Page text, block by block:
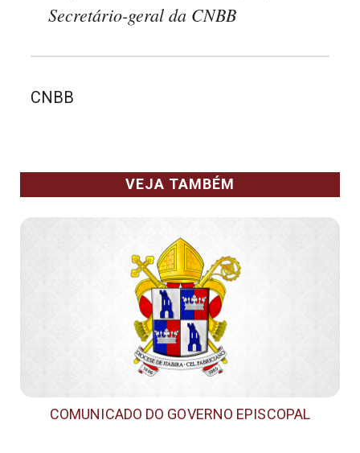
Secretário-geral da CNBB
CNBB
VEJA TAMBÉM
COMUNICADO DO GOVERNO EPISCOPAL